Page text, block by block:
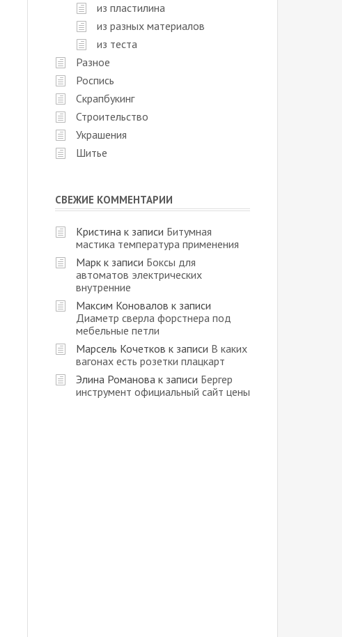
из пластилина
из разных материалов
из теста
Разное
Роспись
Скрапбукинг
Строительство
Украшения
Шитье
СВЕЖИЕ КОММЕНТАРИИ
Кристина к записи Битумная
мастика температура применения
Марк к записи Боксы для
автоматов электрических
внутренние
Максим Коновалов к записи
Диаметр сверла форстнера под
мебельные петли
Марсель Кочетков к записи В каких
вагонах есть розетки плацкарт
Элина Романова к записи Бергер
инструмент официальный сайт цены